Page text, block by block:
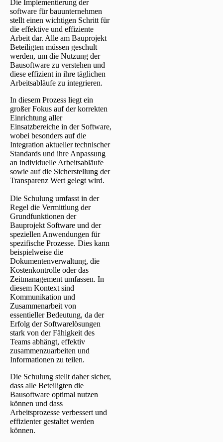
Die Implementierung der
software für bauunternehmen
stellt einen wichtigen Schritt für
die effektive und effiziente
Arbeit dar. Alle am Bauprojekt
Beteiligten müssen geschult
werden, um die Nutzung der
Bausoftware zu verstehen und
diese effizient in ihre täglichen
Arbeitsabläufe zu integrieren.
In diesem Prozess liegt ein
großer Fokus auf der korrekten
Einrichtung aller
Einsatzbereiche in der Software,
wobei besonders auf die
Integration aktueller technischer
Standards und ihre Anpassung
an individuelle Arbeitsabläufe
sowie auf die Sicherstellung der
Transparenz Wert gelegt wird.
Die Schulung umfasst in der
Regel die Vermittlung der
Grundfunktionen der
Bauprojekt Software und der
speziellen Anwendungen für
spezifische Prozesse. Dies kann
beispielweise die
Dokumentenverwaltung, die
Kostenkontrolle oder das
Zeitmanagement umfassen. In
diesem Kontext sind
Kommunikation und
Zusammenarbeit von
essentieller Bedeutung, da der
Erfolg der Softwarelösungen
stark von der Fähigkeit des
Teams abhängt, effektiv
zusammenzuarbeiten und
Informationen zu teilen.
Die Schulung stellt daher sicher,
dass alle Beteiligten die
Bausoftware optimal nutzen
können und dass
Arbeitsprozesse verbessert und
effizienter gestaltet werden
können.